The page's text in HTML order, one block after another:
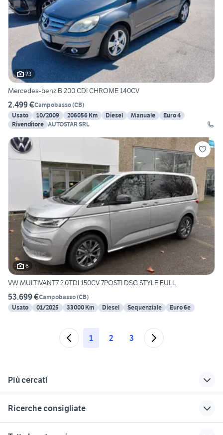
23
Mercedes-benz B 200 CDI CHROME 140CV
2.499 €Campobasso(CB)
Usato
10/2009 206056 Km Diesel Manuale
Euro 4
Rivenditore AUTOSTAR SRL
6
VW MULTIVANT7 2.0TDI 150CV 7POSTI DSG STYLE FULL
53.699 €Campobasso(CB)
Usato
01/2025 33000 Km Diesel Sequenziale Euro 6e
1 2 3
Più cercati
fiat croma accessori
Ricerche consigliate
furgoni motori Piemonte